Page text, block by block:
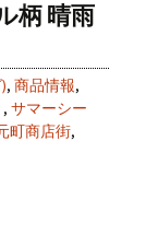
柄 晴雨
, 商品情報,
, サマーシー
町商店街,